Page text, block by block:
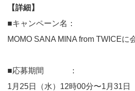
【詳細】
■キャンペーン名：
MOMO SANA MINA from TWICEに
■応募期間 ：
1月25日（水）12時00分〜1月31日